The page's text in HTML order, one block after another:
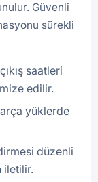
Güvenli
sürekli
saatleri
edilir.
yüklerde
düzenli
iletilir.